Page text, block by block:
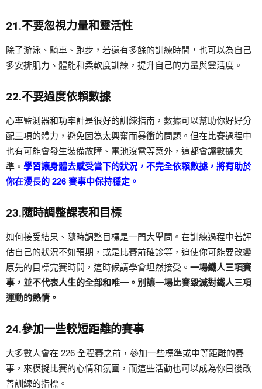
21.不要忽視力量和靈活性
除了游泳、騎車、跑步，若還有多餘的訓練時間，也可以為自己
多安排肌力、體能和柔軟度訓練，提升自己的力量與靈活度。
22.不要過度依賴數據
心率監測器和功率計是很好的訓練指南，數據可以幫助你好好分
配三項的體力，避免因為太興奮而暴衝的問題。但在比賽過程中
也有可能會發生裝備故障、電池沒電等意外，這都會讓數據失
準。 學習讓身體去感受當下的狀況，不完全依賴數據，將有助於
你在漫長的 226 賽事中保持穩定。
23.隨時調整課表和目標
如何接受結果、隨時調整目標是一門大學問。在訓練過程中若評
估自己的狀況不如預期，或是比賽前確診等，迫使你可能要改變
原先的目標完賽時間，這時候請學會坦然接受。 一場鐵人三項賽
事，並不代表人生的全部和唯一。別讓一場比賽毀滅對鐵人三項
運動的熱情。
24.參加一些較短距離的賽事
大多數人會在 226 全程賽之前，參加一些標準或中等距離的賽
事，來模擬比賽的心情和氛圍，而這些活動也可以成為你日後改
善訓練的指標。